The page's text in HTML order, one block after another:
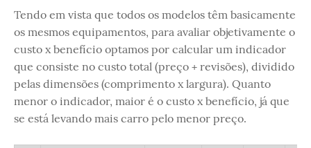
Tendo em vista que todos os modelos têm basicamente
os mesmos equipamentos, para avaliar objetivamente o
custo x benefício optamos por calcular um indicador
que consiste no custo total (preço + revisões), dividido
pelas dimensões (comprimento x largura). Quanto
menor o indicador, maior é o custo x benefício, já que
se está levando mais carro pelo menor preço.